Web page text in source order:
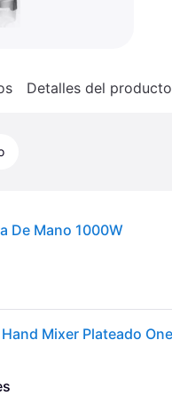
Detalles del producto
De Mano 1000W